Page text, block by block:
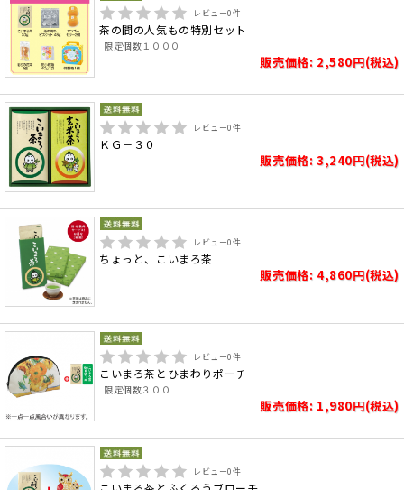
レビュー0件
茶の間の人気もの特別セット
限定個数１０００
販売価格: 2,580円(税込)
レビュー0件
ＫＧ－３０
販売価格: 3,240円(税込)
レビュー0件
ちょっと、こいまろ茶
販売価格: 4,860円(税込)
レビュー0件
こいまろ茶とひまわりポーチ
限定個数３００
販売価格: 1,980円(税込)
レビュー0件